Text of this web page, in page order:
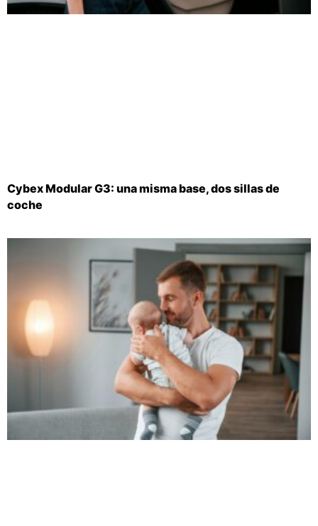
Cybex Modular G3: una misma base, dos sillas de
coche